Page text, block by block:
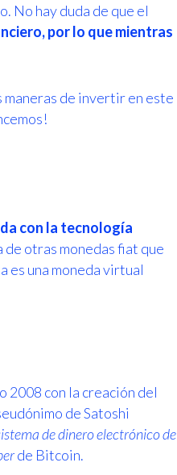
No hay duda de que el
por lo que mientras
de invertir en este
con la tecnología
otras monedas fiat que
es una moneda virtual
2008 con la creación del
de Satoshi
de dinero electrónico de
de Bitcoin.